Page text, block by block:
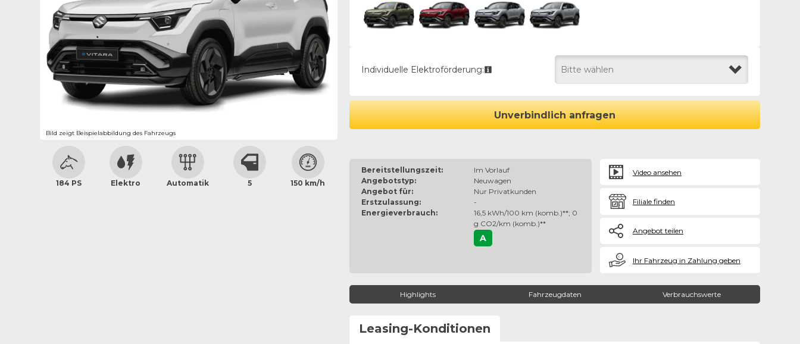
Bild zeigt Beispielabbildung des Fahrzeugs
184 PS Elektro Automatik 5 150 km/h
Individuelle Elektroförderung: Bitte wählen
Unverbindlich anfragen
Bereitstellungszeit:
Im Vorlauf
Angebotstyp:
Neuwagen
Angebot für:
Nur Privatkunden
Erstzulassung:
-
Energieverbrauch:
16,5 kWh/100 km (komb.)**; 0
g CO2/km (komb.)**
A
Video ansehen
Filiale finden
Angebot teilen
€ Ihr Fahrzeug in Zahlung geben
Highlights Fahrzeugdaten Verbrauchswerte
Leasing-Konditionen